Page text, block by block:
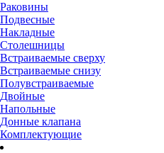
Раковины
Подвесные
Накладные
Столешницы
Встраиваемые сверху
Встраиваемые снизу
Полувстраиваемые
Двойные
Напольные
Донные клапана
Комплектующие